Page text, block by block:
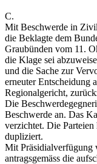
C.
Mit Beschwerde in
die Beklagte dem
Graubünden vom 11.
die Klage sei
und die Sache zur
erneuter Entscheidung
Regionalgericht,
Die
Beschwerde an. Das
verzichtet. Die
dupliziert.
Mit Präsidialverfügung
antragsgemäss die